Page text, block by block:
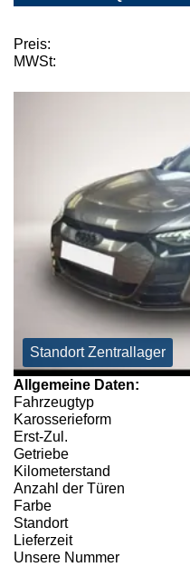
Preis:
MWSt:
Standort Zentrallager
Allgemeine Daten:
Fahrzeugtyp
Karosserieform
Erst-Zul.
Getriebe
Kilometerstand
Anzahl der Türen
Farbe
Standort
Lieferzeit
Unsere Nummer